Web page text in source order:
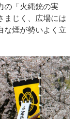
の「火縄銃の実
まじく、広場には
な煙が勢いよく立